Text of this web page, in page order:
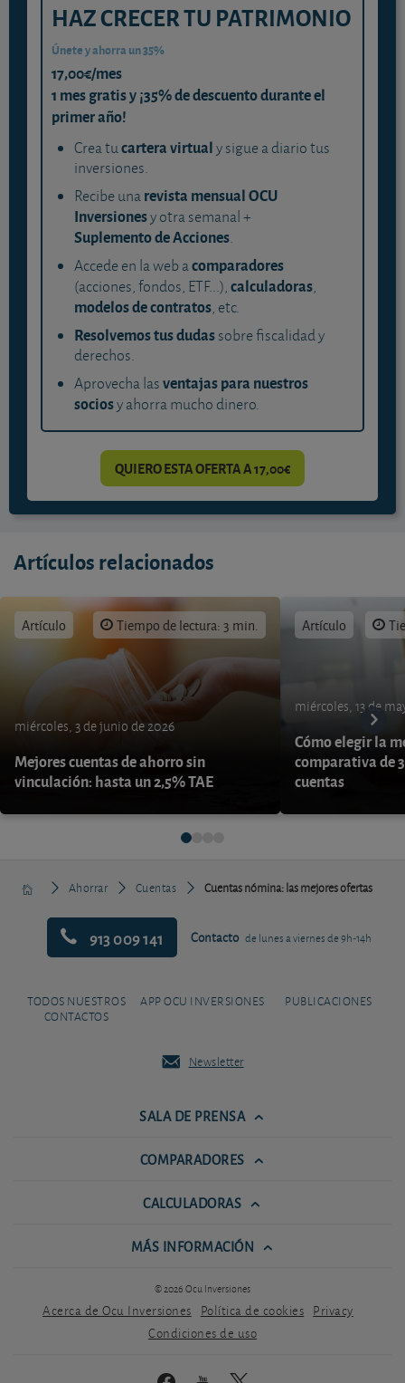
HAZ CRECER TU PATRIMONIO
Únete y ahorra un 35%
17,00€/mes
1 mes gratis y ¡35% de descuento durante el
primer año!
Crea tucartera virtualy sigue a diario tus
inversiones.
Recibe unarevista mensual OCU
Inversionesy otra semanal +
Suplemento de Acciones.
Accede en la web acomparadores
(acciones, fondos, ETF...),calculadoras,
modelos de contratos, etc.
Resolvemos tus dudassobre fiscalidad y
derechos.
Aprovecha lasventajas para nuestros
sociosy ahorra mucho dinero.
QUIERO ESTA OFERTA A 17,00€
Artículos relacionados
Artículo Tiempo de lectura: 3 min.
miércoles, 3 de junio de 2026
Mejores cuentas de ahorro sin
vinculación: hasta un 2,5% TAE
Artículo
miércoles, 13 de
Cómo elegir la
comparativa de
cuentas
Ahorrar Cuentas Cuentas nómina: las mejores ofertas
913 009 141 Contacto de lunes a viernes de 9h-14h
TODOS NUESTROS
CONTACTOS
APP OCU INVERSIONES PUBLICACIONES
Newsletter
SALA DE PRENSA
COMPARADORES
CALCULADORAS
MÁS INFORMACIÓN
© 2026 Ocu Inversiones
Acerca de Ocu Inversiones Política de cookies Privacy
Condiciones de uso